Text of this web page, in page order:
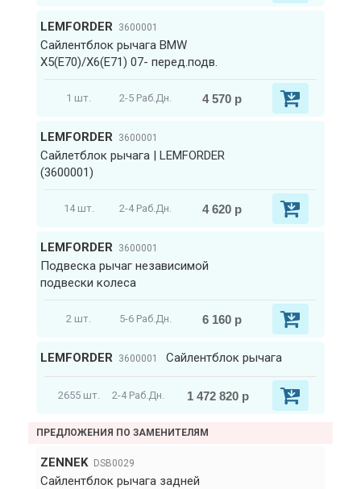
LEMFORDER 3600001
Сайлентблок рычага BMW
X5(E70)/X6(E71) 07- перед.подв.
1 шт. 2-5 Раб.Дн. 4 570 р
LEMFORDER 3600001
Сайлетблок рычага | LEMFORDER
(3600001)
14 шт. 2-4 Раб.Дн. 4 620 р
LEMFORDER 3600001
Подвеска рычаг независимой
подвески колеса
2 шт. 5-6 Раб.Дн. 6 160 р
LEMFORDER 3600001 Сайлентблок рычага
2655 шт. 2-4 Раб.Дн. 1 472 820 р
ПРЕДЛОЖЕНИЯ ПО ЗАМЕНИТЕЛЯМ
ZENNEK DSB0029
Сайлентблок рычага задней